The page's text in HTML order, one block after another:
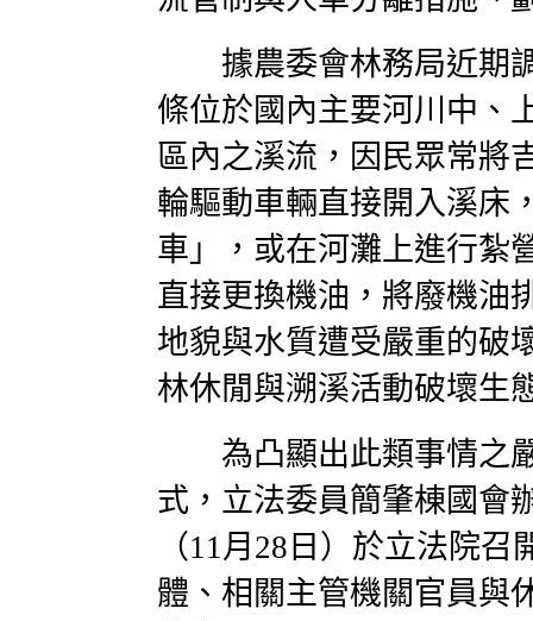
據農委會林務局近期
條位於國內主要河川中、
區內之溪流，因民眾常將
輪驅動車輛直接開入溪床
車」，或在河灘上進行紮
直接更換機油，將廢機油
地貌與水質遭受嚴重的破
林休閒與溯溪活動破壞生
為凸顯出此類事情之嚴
式，立法委員簡肇棟國會
（11月28日）於立法院
體、相關主管機關官員與